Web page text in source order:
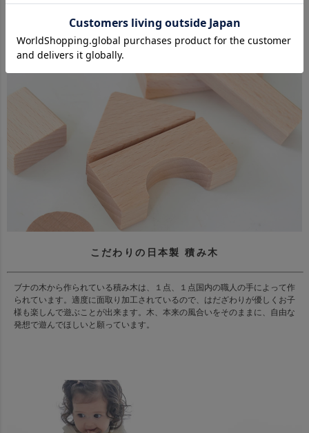
こだわりの日本製 積み木
ブナの木から作られている積み木は、１点、１点国内の職人の手によって作
られています。適度に面取り加工されているので、はだざわりが優しくお子
様も楽しんで遊ぶことが出来ます。木、本来の風合いをそのままに、自由な
発想で遊んでほしいと願っています。